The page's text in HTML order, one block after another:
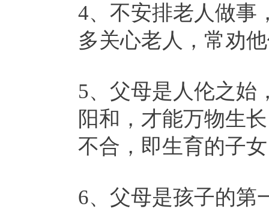
4、不安排老人做事
多关心老人，常劝
5、父母是人伦之始
阳和，才能万物生
不合，即生育的子
6、父母是孩子的第